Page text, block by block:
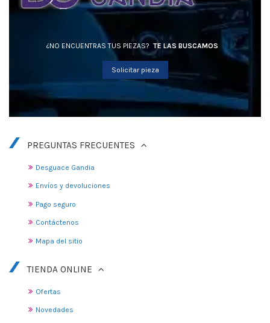
¿NO ENCUENTRAS TUS PIEZAS? TE LAS BUSCAMOS
Solicitar pieza
PREGUNTAS FRECUENTES
Desguace Gandia
Envíos y devoluciones
Pago seguro
Contáctenos
Mapa del sitio
TIENDA ONLINE
Ofertas
Novedades